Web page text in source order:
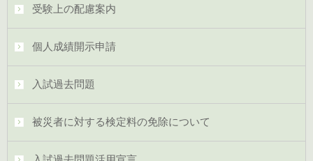
受験上の配慮案内
個人成績開示申請
入試過去問題
被災者に対する検定料の免除について